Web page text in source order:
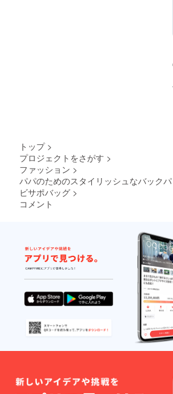
トップ >
プロジェクトをさがす >
ファッション >
パパのためのスタイリッシュなバック
ビサポバッグ >
コメント